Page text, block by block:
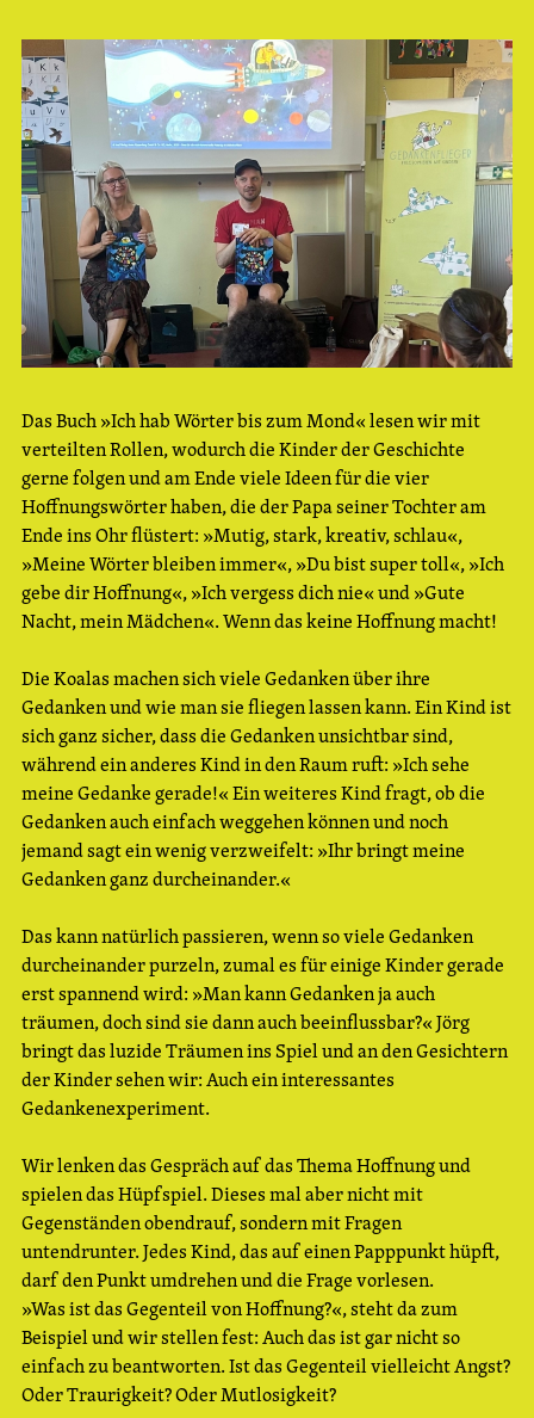
Das Buch »Ich hab Wörter bis zum Mond« lesen wir mit
verteilten Rollen, wodurch die Kinder der Geschichte
gerne folgen und am Ende viele Ideen für die vier
Hoffnungswörter haben, die der Papa seiner Tochter am
Ende ins Ohr flüstert: »Mutig, stark, kreativ, schlau«,
»Meine Wörter bleiben immer«, »Du bist super toll«, »Ich
gebe dir Hoffnung«, »Ich vergess dich nie« und »Gute
Nacht, mein Mädchen«. Wenn das keine Hoffnung macht!
Die Koalas machen sich viele Gedanken über ihre
Gedanken und wie man sie fliegen lassen kann. Ein Kind ist
sich ganz sicher, dass die Gedanken unsichtbar sind,
während ein anderes Kind in den Raum ruft: »Ich sehe
meine Gedanke gerade!« Ein weiteres Kind fragt, ob die
Gedanken auch einfach weggehen können und noch
jemand sagt ein wenig verzweifelt: »Ihr bringt meine
Gedanken ganz durcheinander.«
Das kann natürlich passieren, wenn so viele Gedanken
durcheinander purzeln, zumal es für einige Kinder gerade
erst spannend wird: »Man kann Gedanken ja auch
träumen, doch sind sie dann auch beeinflussbar?« Jörg
bringt das luzide Träumen ins Spiel und an den Gesichtern
der Kinder sehen wir: Auch ein interessantes
Gedankenexperiment.
Wir lenken das Gespräch auf das Thema Hoffnung und
spielen das Hüpfspiel. Dieses mal aber nicht mit
Gegenständen obendrauf, sondern mit Fragen
untendrunter. Jedes Kind, das auf einen Papppunkt hüpft,
darf den Punkt umdrehen und die Frage vorlesen.
»Was ist das Gegenteil von Hoffnung?«, steht da zum
Beispiel und wir stellen fest: Auch das ist gar nicht so
einfach zu beantworten. Ist das Gegenteil vielleicht Angst?
Oder Traurigkeit? Oder Mutlosigkeit?